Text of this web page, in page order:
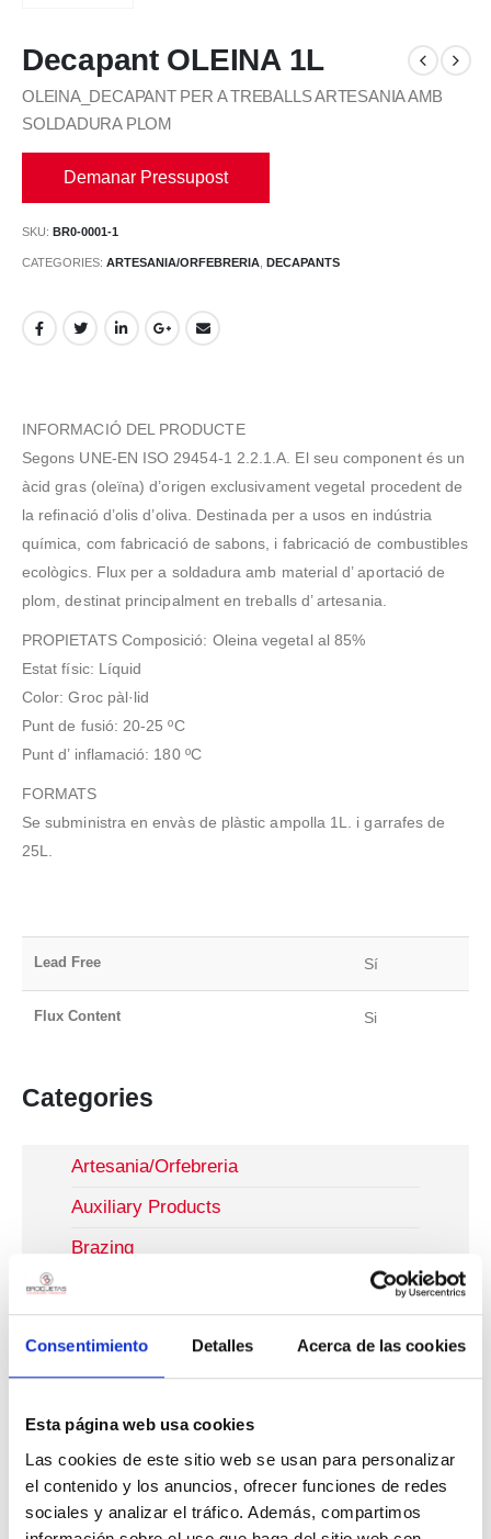
Consentimiento Detalles Acerca de las cookies
Esta página web usa cookies
Las cookies de este sitio web se usan para personalizar
el contenido y los anuncios, ofrecer funciones de redes
sociales y analizar el tráfico. Además, compartimos
Decapant OLEINA 1L
OLEINA_DECAPANT PER A TREBALLS ARTESANIA AMB
SOLDADURA PLOM
Demanar Pressupost
SKU: BR0-0001-1
CATEGORIES: ARTESANIA/ORFEBRERIA DECAPANTS
INFORMACIÓ DEL PRODUCTE
Segons UNE-EN ISO 29454-1 2.2.1.A. El seu component és un
àcid gras (oleïna) d’origen exclusivament vegetal procedent de
la refinació d’olis d’oliva. Destinada per a usos en indústria
química, com fabricació de sabons, i fabricació de combustibles
ecològics. Flux per a soldadura amb material d’ aportació de
plom, destinat principalment en treballs d’ artesania.
PROPIETATS Composició: Oleina vegetal al 85%
Estat físic: Líquid
Color: Groc pàl·lid
Punt de fusió: 20-25 ºC
Punt d’ inflamació: 180 ºC
FORMATS
Se subministra en envàs de plàstic ampolla 1L. i garrafes de
25L.
Lead Free Sí
Flux Content Si
Categories
Artesania/Orfebreria
Auxiliary Products
Brazing
Auxiliars
Decapants
Soldadura Forta